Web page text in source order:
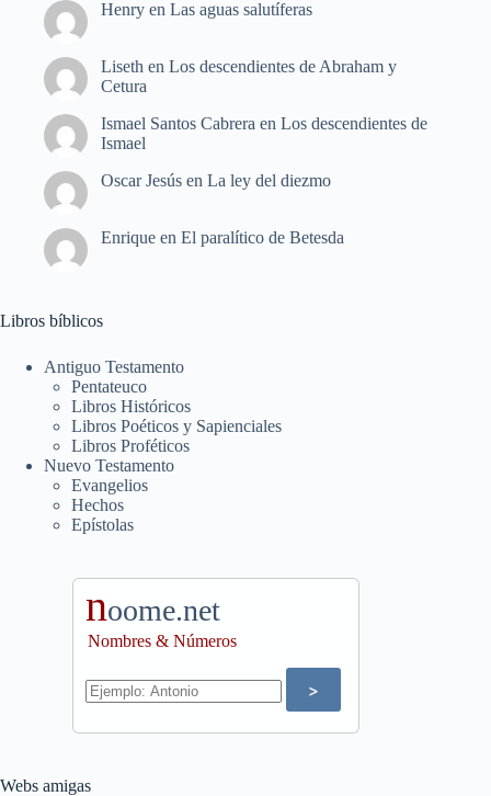
Henry en Las aguas salutíferas
Liseth en Los descendientes de Abraham y
Cetura
Ismael Santos Cabrera en Los descendientes de
Ismael
Oscar Jesús en La ley del diezmo
Enrique en El paralítico de Betesda
Libros bíblicos
Antiguo Testamento
Pentateuco
Libros Históricos
Libros Poéticos y Sapienciales
Libros Proféticos
Nuevo Testamento
Evangelios
Hechos
Epístolas
noome.net
Nombres & Números
Webs amigas